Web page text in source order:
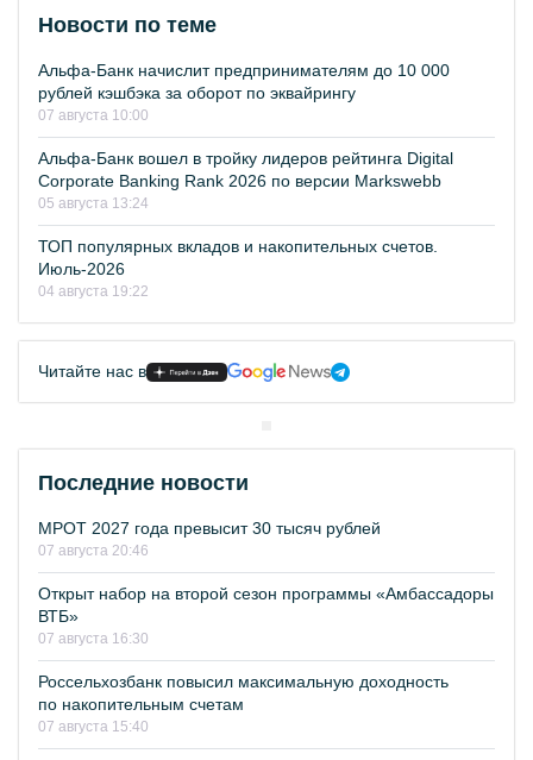
Новости по теме
Альфа-Банк начислит предпринимателям до 10 000
рублей кэшбэка за оборот по эквайрингу
07 августа 10:00
Альфа-Банк вошел в тройку лидеров рейтинга Digital
Corporate Banking Rank 2026 по версии Markswebb
05 августа 13:24
ТОП популярных вкладов и накопительных счетов.
Июль-2026
04 августа 19:22
Читайте нас в
Последние новости
МРОТ 2027 года превысит 30 тысяч рублей
07 августа 20:46
Открыт набор на второй сезон программы «Амбассадоры
ВТБ»
07 августа 16:30
Россельхозбанк повысил максимальную доходность
по накопительным счетам
07 августа 15:40